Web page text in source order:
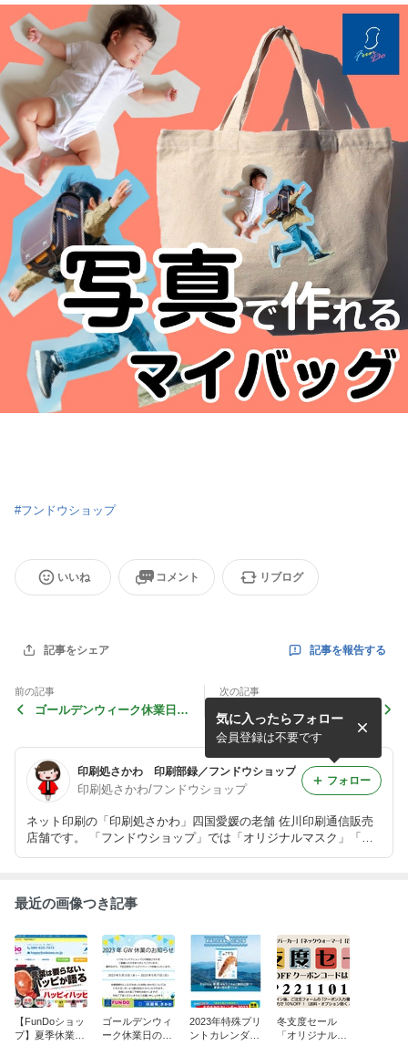
#フンドウショップ
いいね コメント リブログ
記事をシェア 記事を報告する
前の記事
ゴールデンウィーク休業日の
次の記事
2023年特殊プリントカレン
ダー「Eのさかな」カレンダ
ー販売中
印刷処さかわ 印刷部録／フンドウショップ
印刷処さかわ/フンドウショップ
ネット印刷の「印刷処さかわ」四国愛媛の老舗 佐川印刷通信販売
店舗です。 「フンドウショップ」では「オリジナルマスク」「オ
リジナルはっぴ」「アクリルパーテーション」など承ります！
気に入ったらフォロー
会員登録は不要です
フォロー
最近の画像つき記事
【FunDoショッ
プ】夏季休業日
ゴールデンウィ
ーク休業日のお
2023年特殊プリ
ントカレンダー
冬支度セール
「オリジナルグ